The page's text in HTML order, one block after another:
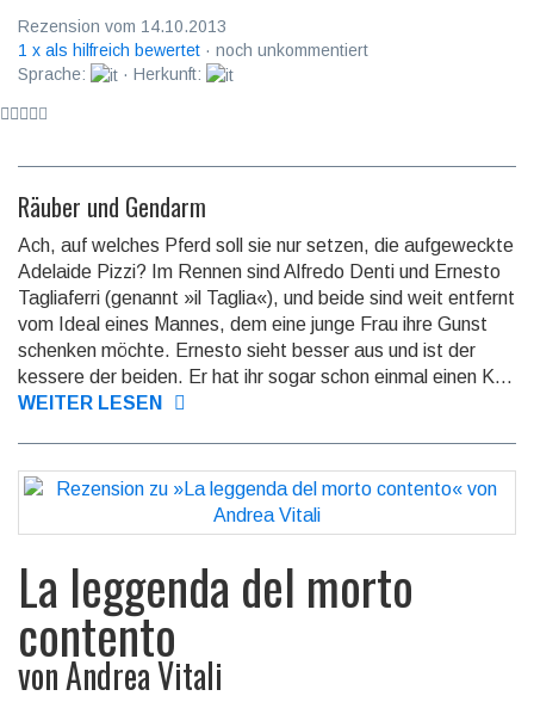
Rezension vom 14.10.2013
1 x als hilfreich bewertet · noch unkommentiert
Sprache:
· Herkunft:
Räuber und Gendarm
Ach, auf welches Pferd soll sie nur setzen, die aufgeweckte
Adelaide Pizzi? Im Rennen sind Alfredo Denti und Ernesto
Tagliaferri (genannt »il Taglia«), und beide sind weit entfernt
vom Ideal eines Mannes, dem eine junge Frau ihre Gunst
schenken möchte. Ernesto sieht besser aus und ist der
kessere der beiden. Er hat ihr sogar schon einmal einen K...
WEITER LESEN
La leggenda del morto
contento
vonAndrea Vitali